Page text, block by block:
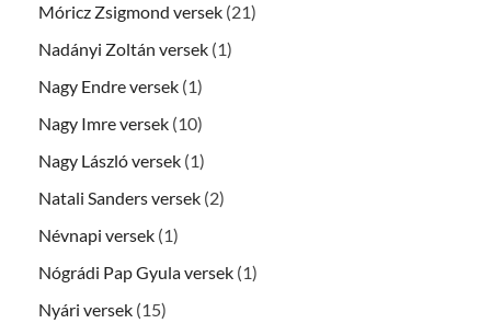
Móricz Zsigmond versek (21)
Nadányi Zoltán versek (1)
Nagy Endre versek (1)
Nagy Imre versek (10)
Nagy László versek (1)
Natali Sanders versek (2)
Névnapi versek (1)
Nógrádi Pap Gyula versek (1)
Nyári versek (15)